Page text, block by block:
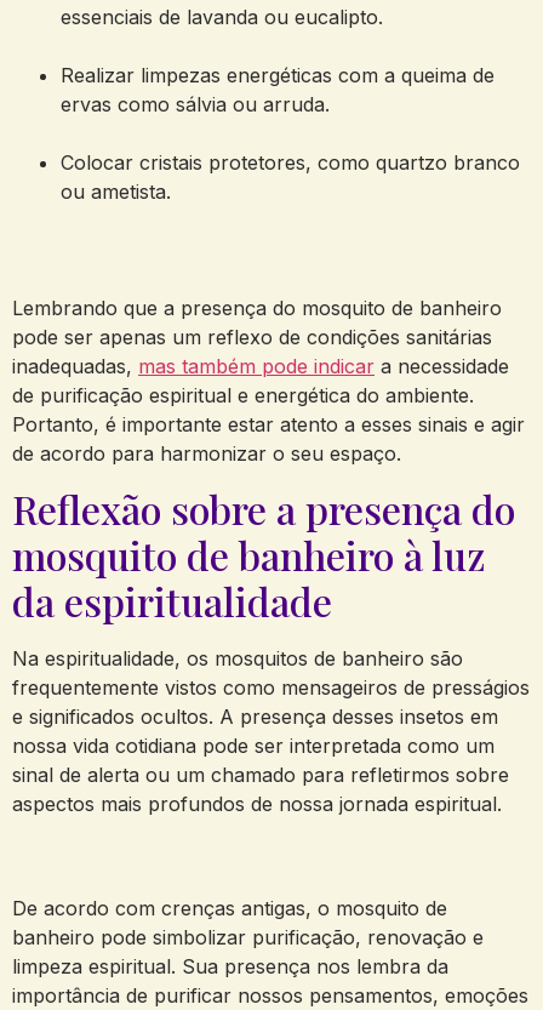
essenciais de lavanda ou eucalipto.
Realizar limpezas energéticas com a queima de
ervas como sálvia ou arruda.
Colocar cristais protetores, como quartzo branco
ou ametista.
Lembrando que a presença do mosquito de banheiro
pode ser apenas um reflexo de condições sanitárias
inadequadas, mas também pode indicar a necessidade
de purificação espiritual e energética do ambiente.
Portanto, é importante estar atento a esses sinais e agir
de acordo para harmonizar o seu espaço.
Reflexão sobre a presença do
mosquito de banheiro à luz
da espiritualidade
Na espiritualidade, os mosquitos de banheiro são
frequentemente vistos como mensageiros de presságios
e significados ocultos. A presença desses insetos em
nossa vida cotidiana pode ser interpretada como um
sinal de alerta ou um chamado para refletirmos sobre
aspectos mais profundos de nossa jornada espiritual.
De acordo com crenças antigas, o mosquito de
banheiro pode simbolizar purificação, renovação e
limpeza espiritual. Sua presença nos lembra da
importância de purificar nossos pensamentos, emoções